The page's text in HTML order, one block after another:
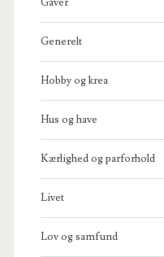
Generelt
Hobby og krea
Hus og have
Kærlighed og parforhold
Livet
Lov og samfund